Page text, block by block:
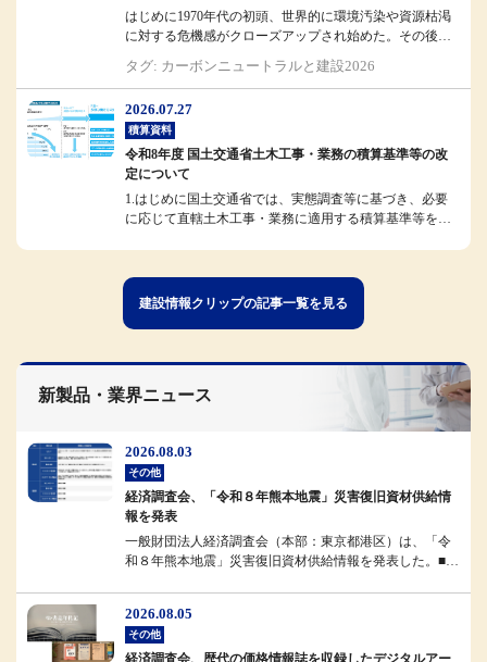
はじめに1970年代の初頭、世界的に環境汚染や資源枯渇
に対する危機感がクローズアップされ始めた。その後、
タグ: カーボンニュートラルと建設2026
2026.07.27
積算資料
令和8年度 国土交通省土木工事・業務の積算基準等の改
定について
1.はじめに国土交通省では、実態調査等に基づき、必要
に応じて直轄土木工事・業務に適用する積算基準等を改
建設情報クリップの記事一覧を見る
新製品・業界ニュース
2026.08.03
その他
経済調査会、「令和８年熊本地震」災害復旧資材供給情
報を発表
一般財団法人経済調査会（本部：東京都港区）は、「令
和８年熊本地震」災害復旧資材供給情報を発表した。■概
2026.08.05
その他
経済調査会、歴代の価格情報誌を収録したデジタルアー